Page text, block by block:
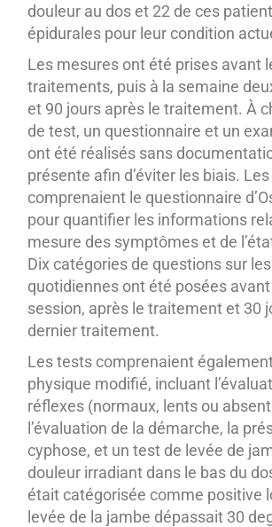
douleur au dos et 22 de ces
épidurales pour leur condition
Les mesures ont été prises avant
traitements, puis à la semaine
et 90 jours après le traitement. À
de test, un questionnaire et un
ont été réalisés sans
présente afin d’éviter les biais.
comprenaient le questionnaire
pour quantifier les informations
mesure des symptômes et de
Dix catégories de questions sur
quotidiennes ont été posées
session, après le traitement et 30
dernier traitement.
Les tests comprenaient
physique modifié, incluant
réflexes (normaux, lents ou
l’évaluation de la démarche, la
cyphose, et un test de levée de
douleur irradiant dans le bas du
était catégorisée comme positive
levée de la jambe dépassait 30